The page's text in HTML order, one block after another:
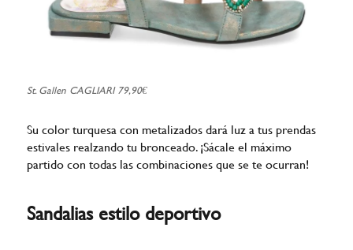
St. Gallen CAGLIARI 79,90€
Su color turquesa con metalizados dará luz a tus prendas
estivales realzando tu bronceado. ¡Sácale el máximo
partido con todas las combinaciones que se te ocurran!
Sandalias estilo deportivo